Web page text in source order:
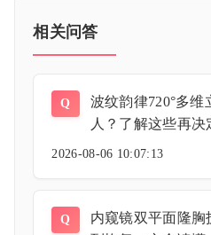
相关问答
Q
波纹韵律720°多
人？了解这些再
2026-08-06 10:07:13
Q
内窥镜双平面隆